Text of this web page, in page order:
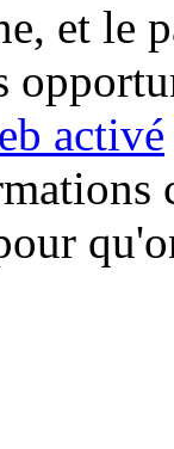
et le
activé